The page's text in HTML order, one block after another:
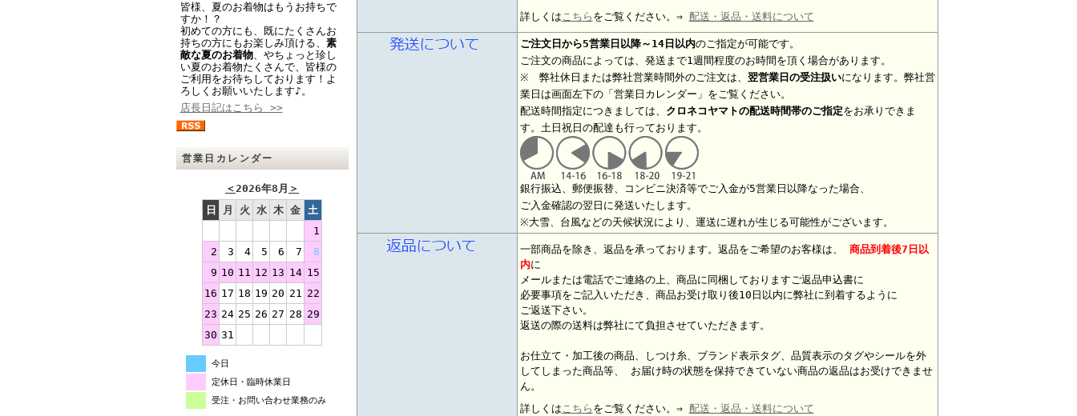
皆様、夏のお着物はもうお持ちで
すか！？
初めての方にも、既にたくさんお
持ちの方にもお楽しみ頂ける、 素
敵な夏のお着物、やちょっと珍し
い夏のお着物たくさんで、皆様の
ご利用をお待ちしております！よ
ろしくお願いいたします♪。
店長日記はこちら >>
営業日カレンダー
＜2026年8月 ＞
日
月 火 水 木 金 土
1
2
3 4 5 6 7
8
9 10 11 12 13 14 15
16 17 18 19 20 21 22
23 24 25 26 27 28 29
30 31
今日
定休日・臨時休業日
受注・お問い合わせ業務のみ
詳しくはこちら をご覧ください。⇒ 配送・返品・送料について
ご注文日から5営業日以降～14日以内のご指定が可能です。
ご注文の商品によっては、発送まで1週間程度のお時間を頂く場合があります。
※ 弊社休日または弊社営業時間外のご注文は、 翌営業日の受注扱いになります。弊社営
業日は画面左下の「営業日カレンダー」をご覧ください。
配送時間指定につきましては、 クロネコヤマトの配送時間帯のご指定をお承りできま
す。土日祝日の配達も行っております。
銀行振込、郵便振替、コンビニ決済等でご入金が5営業日以降なった場合、
ご入金確認の翌日に発送いたします。
※大雪、台風などの天候状況により、運送に遅れが生じる可能性がございます。
一部商品を除き、返品を承っております。返品をご希望のお客様は、 商品到着後7日以
内に
メールまたは電話でご連絡の上、商品に同梱しておりますご返品申込書に
必要事項をご記入いただき、商品お受け取り後10日以内に弊社に到着するように
ご返送下さい。
返送の際の送料は弊社にて負担させていただきます。
お仕立て・加工後の商品、しつけ糸、ブランド表示タグ、品質表示のタグやシールを外
してしまった商品等、 お届け時の状態を保持できていない商品の返品はお受けできませ
ん。
詳しくはこちら をご覧ください。⇒ 配送・返品・送料について